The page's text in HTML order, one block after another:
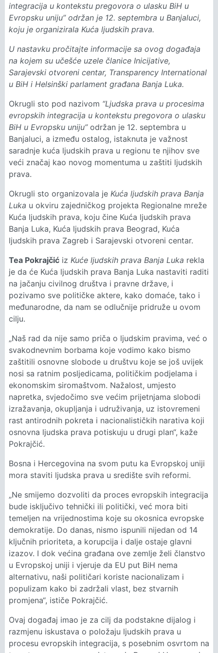
integracija u kontekstu pregovora o ulasku BiH u
Evropsku uniju” održan je 12. septembra u Banjaluci,
koju je organizirala Kuća ljudskih prava.
U nastavku pročitajte informacije sa ovog događaja
na kojem su učešće uzele članice Inicijative,
Sarajevski otvoreni centar, Transparency International
u BiH i Helsinški parlament građana Banja Luka.
Okrugli sto pod nazivom “Ljudska prava u procesima
evropskih integracija u kontekstu pregovora o ulasku
BiH u Evropsku uniju”održan je 12. septembra u
Banjaluci, a između ostalog, istaknuta je važnost
saradnje kuća ljudskih prava u regionu te njihov sve
veći značaj kao novog momentuma u zaštiti ljudskih
prava.
Okrugli sto organizovala je Kuća ljudskih prava Banja
Luka u okviru zajedničkog projekta Regionalne mreže
Kuća ljudskih prava, koju čine Kuća ljudskih prava
Banja Luka, Kuća ljudskih prava Beograd, Kuća
ljudskih prava Zagreb i Sarajevski otvoreni centar.
Tea Pokrajčić iz Kuće ljudskih prava Banja Luka rekla
je da će Kuća ljudskih prava Banja Luka nastaviti raditi
na jačanju civilnog društva i pravne države, i
pozivamo sve političke aktere, kako domaće, tako i
međunarodne, da nam se odlučnije pridruže u ovom
cilju.
„Naš rad da nije samo priča o ljudskim pravima, već o
svakodnevnim borbama koje vodimo kako bismo
zaštitili osnovne slobode u društvu koje se još uvijek
nosi sa ratnim posljedicama, političkim podjelama i
ekonomskim siromaštvom. Nažalost, umjesto
napretka, svjedočimo sve većim prijetnjama slobodi
izražavanja, okupljanja i udruživanja, uz istovremeni
rast antirodnih pokreta i nacionalističkih narativa koji
osnovna ljudska prava potiskuju u drugi plan“, kaže
Pokrajčić.
Bosna i Hercegovina na svom putu ka Evropskoj uniji
mora staviti ljudska prava u središte svih reformi.
„Ne smijemo dozvoliti da proces evropskih integracija
bude isključivo tehnički ili politički, već mora biti
temeljen na vrijednostima koje su okosnica evropske
demokratije. Do danas, nismo ispunili nijedan od 14
ključnih prioriteta, a korupcija i dalje ostaje glavni
izazov. I dok većina građana ove zemlje želi članstvo
u Evropskoj uniji i vjeruje da EU put BiH nema
alternativu, naši političari koriste nacionalizam i
populizam kako bi zadržali vlast, bez stvarnih
promjena“, ističe Pokrajčić.
Ovaj događaj imao je za cilj da podstakne dijalog i
razmjenu iskustava o položaju ljudskih prava u
procesu evropskih integracija, s posebnim osvrtom na